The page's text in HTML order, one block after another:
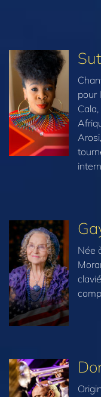
pour
Arosi,
Née